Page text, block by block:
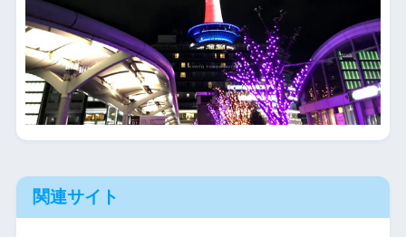
関連サイト